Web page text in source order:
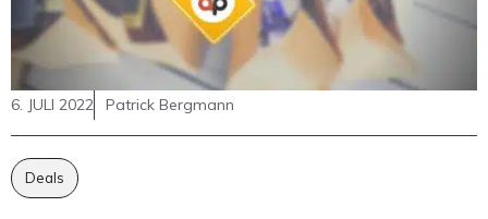
6. JULI 2022 Patrick Bergmann
Deals